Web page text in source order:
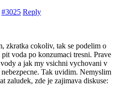
#3025 Reply
zkratka cokoliv, tak se podelim o
voda po konzumaci tresni. Prave
a jak my vsichni vychovani v
Tak uvidim. Nemyslim
zaludek, zde je zajimava diskuse: